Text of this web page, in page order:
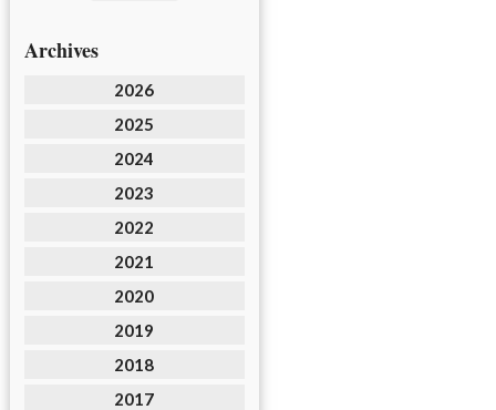
Archives
2026
2025
2024
2023
2022
2021
2020
2019
2018
2017